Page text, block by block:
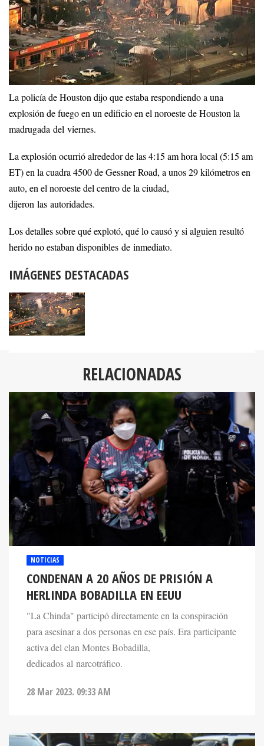
La policía de Houston dijo que estaba respondiendo a una
explosión de fuego en un edificio en el noroeste de Houston la
madrugada del viernes.
La explosión ocurrió alrededor de las 4:15 am hora local (5:15 am
ET) en la cuadra 4500 de Gessner Road, a unos 29 kilómetros en
auto, en el noroeste del centro de la ciudad,
dijeron las autoridades.
Los detalles sobre qué explotó, qué lo causó y si alguien resultó
herido no estaban disponibles de inmediato.
IMÁGENES DESTACADAS
RELACIONADAS
NOTICIAS
CONDENAN A 20 AÑOS DE PRISIÓN A
HERLINDA BOBADILLA EN EEUU
"La Chinda" participó directamente en la conspiración
para asesinar a dos personas en ese país. Era participante
activa del clan Montes Bobadilla,
dedicados al narcotráfico.
28 Mar 2023. 09:33 AM